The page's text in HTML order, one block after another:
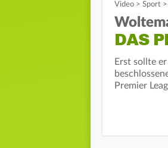
Video > Sport >
DAS
Erst sollte
Premier